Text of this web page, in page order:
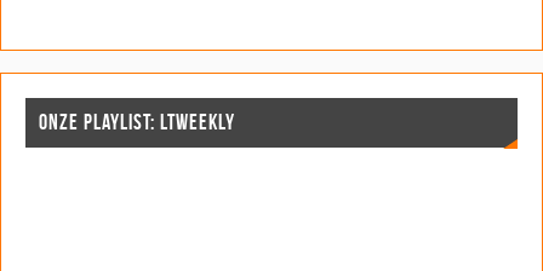
ONZE PLAYLIST: LTWEEKLY